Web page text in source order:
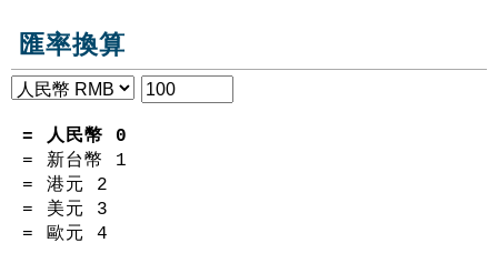
匯率換算
= 人民幣 0
= 新台幣 1
= 港元 2
= 美元 3
= 歐元4